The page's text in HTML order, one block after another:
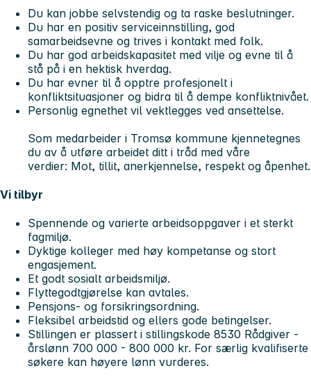
Du kan jobbe selvstendig og ta raske beslutninger.
Du har en positiv serviceinnstilling, god
samarbeidsevne og trives i kontakt med folk.
Du har god arbeidskapasitet med vilje og evne til å
stå på i en hektisk hverdag.
Du har evner til å opptre profesjonelt i
konfliktsituasjoner og bidra til å dempe konfliktnivået.
Personlig egnethet vil vektlegges ved ansettelse.
Som medarbeider i Tromsø kommune kjennetegnes
du av å utføre arbeidet ditt i tråd med våre
verdier: Mot, tillit, anerkjennelse, respekt og åpenhet.
Vi tilbyr
Spennende og varierte arbeidsoppgaver i et sterkt
fagmiljø.
Dyktige kolleger med høy kompetanse og stort
engasjement.
Et godt sosialt arbeidsmiljø.
Flyttegodtgjørelse kan avtales.
Pensjons- og forsikringsordning.
Fleksibel arbeidstid og ellers gode betingelser.
Stillingen er plassert i stillingskode 8530 Rådgiver -
årslønn 700 000 - 800 000 kr. For særlig kvalifiserte
søkere kan høyere lønn vurderes.